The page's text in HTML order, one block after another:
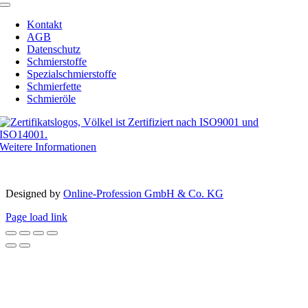
Toggle
NavigationKontakt
AGB
Datenschutz
Schmierstoffe
Spezialschmierstoffe
Schmierfette
Schmieröle
Weitere Informationen
Designed by­ Online-Profession GmbH & Co. KG
Page load link